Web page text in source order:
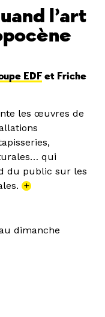
l’art
EDF et Friche
les œuvres de
qui
du public sur les
+
dimanche